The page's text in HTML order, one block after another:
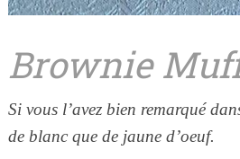
Brownie
Si vous l’avez bien remarqué
de blanc que de jaune d’oeuf.